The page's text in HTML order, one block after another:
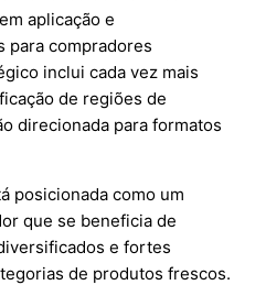
aplicação e
para compradores
inclui cada vez mais
de regiões de
direcionada para formatos
posicionada como um
que se beneficia de
e fortes
de produtos frescos.